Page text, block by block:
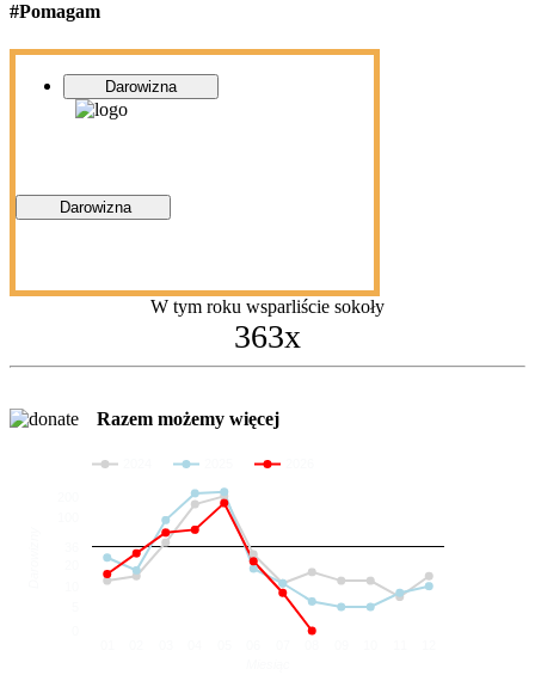
#Pomagam
Darowizna
Darowizna
W tym roku wsparliście sokoły
363x
Razem możemy więcej